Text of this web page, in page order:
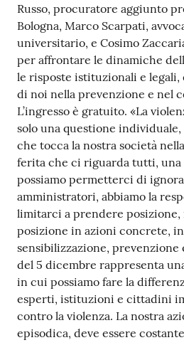
Russo, procuratore aggiunto
Bologna, Marco Scarpati,
universitario, e Cosimo
per affrontare le dinamiche
le risposte istituzionali e
di noi nella prevenzione e nel
L’ingresso è gratuito. «La
solo una questione
che tocca la nostra società
ferita che ci riguarda tutti, una
possiamo permetterci di
amministratori, abbiamo la
limitarci a prendere
posizione in azioni concrete,
sensibilizzazione,
del 5 dicembre rappresenta
in cui possiamo fare la
esperti, istituzioni e cittadini
contro la violenza. La nostra
episodica, deve essere